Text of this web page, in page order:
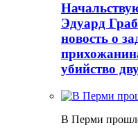
Эдуард
новость о
убийство
В Перми